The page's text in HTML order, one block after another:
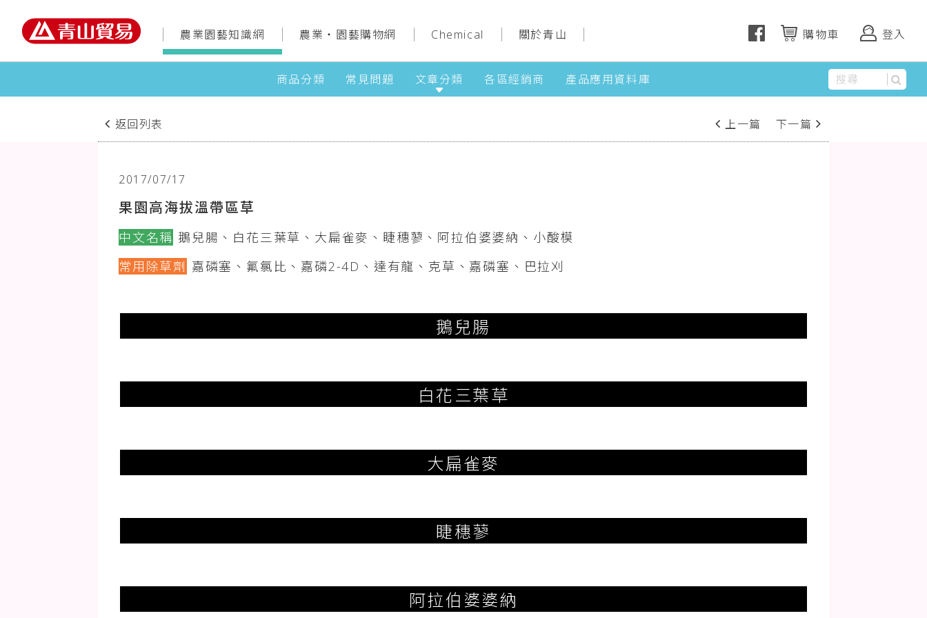
農業園藝知識網 農業‧園藝購物網 Chemical 關於青山 購物車 登入
商品分類 常見問題 文章分類 各區經銷商 產品應用資料庫
返回列表 上一篇 下一篇
2017/07/17
果園高海拔溫帶區草
中文名稱 鵝兒腸、白花三葉草、大扁雀麥、睫穗蓼、阿拉伯婆婆納、小酸模
常用除草劑 嘉磷塞、氟氯比、嘉磷2-4D、達有龍、克草、嘉磷塞、巴拉刈
鵝兒腸
白花三葉草
大扁雀麥
睫穗蓼
阿拉伯婆婆納